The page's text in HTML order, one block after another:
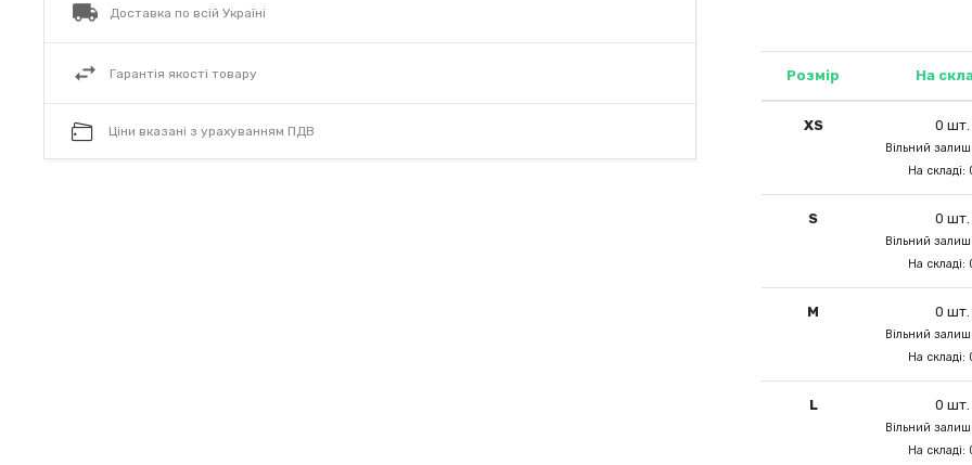
Доставка по всій Україні
Гарантія якості товару
Ціни вказані з урахуванням ПДВ
Розмір На
XS 0 шт.
Вільний
На складі:
S 0 шт.
Вільний
На складі:
M 0 шт.
Вільний
На складі:
L 0 шт.
Вільний
На складі: